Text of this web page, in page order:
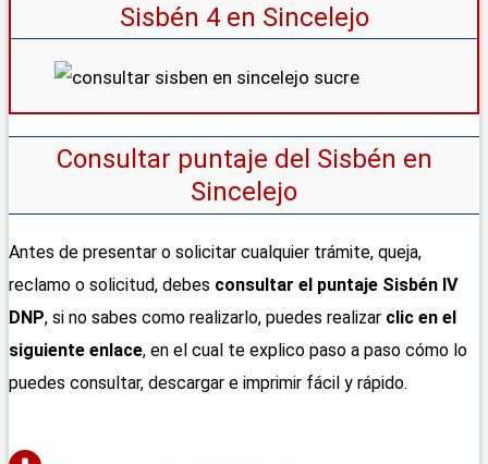
Sisbén 4 en Sincelejo
Consultar puntaje del Sisbén en
Sincelejo
Antes de presentar o solicitar cualquier trámite, queja,
reclamo o solicitud, debes consultar el puntaje Sisbén IV
DNP, si no sabes como realizarlo, puedes realizar clic en el
siguiente enlace, en el cual te explico paso a paso cómo lo
puedes consultar, descargar e imprimir fácil y rápido.